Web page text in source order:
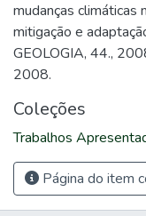
mudanças climáticas
mitigação e
GEOLOGIA, 44.,
2008.
Coleções
Trabalhos
Página do item